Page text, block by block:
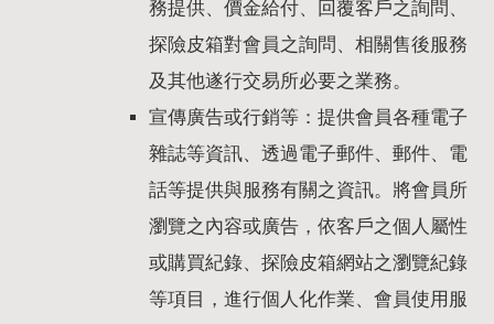
務提供、價金給付、回覆客戶之詢問、
探險皮箱對會員之詢問、相關售後服務
及其他遂行交易所必要之業務。
宣傳廣告或行銷等：提供會員各種電子
雜誌等資訊、透過電子郵件、郵件、電
話等提供與服務有關之資訊。將會員所
瀏覽之內容或廣告，依客戶之個人屬性
或購買紀錄、探險皮箱網站之瀏覽紀錄
等項目，進行個人化作業、會員使用服